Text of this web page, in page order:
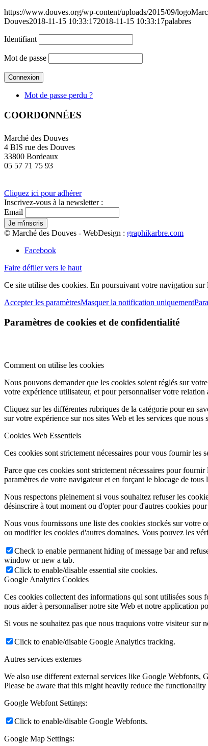
https://www.douves.org/wp-content/uploads/2015/09/
Douves2018-11-15 10:33:172018-11-15 10:33:17palabres
Identifiant
Mot de passe
Mot de passe perdu ?
COORDONNÉES
Marché des Douves
4 BIS rue des Douves
33800 Bordeaux
05 57 71 75 93
Cliquez ici pour adhérer
Inscrivez-vous à la newsletter :
Email
© Marché des Douves - WebDesign : graphikarbre.com
Facebook
Faire défiler vers le haut
Ce site utilise des cookies. En poursuivant votre navigation
Accepter les paramètresMasquer la notification uniquement
Paramètres de cookies et de confidentialité
Comment on utilise les cookies
Nous pouvons demander que les cookies soient réglés sur
votre expérience utilisateur, et pour personnaliser votre relation
Cliquez sur les différentes rubriques de la catégorie pour en
sur votre expérience sur nos sites Web et les services que nous
Cookies Web Essentiels
Ces cookies sont strictement nécessaires pour vous fournir les
Parce que ces cookies sont strictement nécessaires pour
paramètres de votre navigateur et en forçant le blocage de
Nous respectons pleinement si vous souhaitez refuser les
désinscrire à tout moment ou d'opter pour d'autres cookies
Nous vous fournissons une liste des cookies stockés sur votre
ou modifier les cookies d'autres domaines. Vous pouvez les
Check to enable permanent hiding of message bar and
window or new a tab.
Click to enable/disable essential site cookies.
Google Analytics Cookies
Ces cookies collectent des informations qui sont utilisées sous
nous aider à personnaliser notre site Web et notre application
Si vous ne souhaitez pas que nous traquions votre visiteur
Click to enable/disable Google Analytics tracking.
Autres services externes
We also use different external services like Google Webfonts,
Please be aware that this might heavily reduce the
Google Webfont Settings:
Click to enable/disable Google Webfonts.
Google Map Settings: